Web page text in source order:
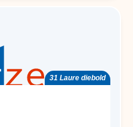
31 Laure diebold